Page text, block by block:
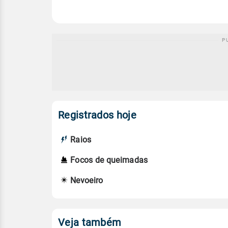
Registrados hoje
Raios
Focos de queimadas
Nevoeiro
Veja também